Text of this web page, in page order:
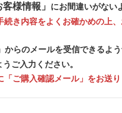
客様情報」 にお間違いがない
き内容をよくお確かめの上、
」からのメールを受信できるよ
ご入力ください。
ご購入確認メール」をお送り